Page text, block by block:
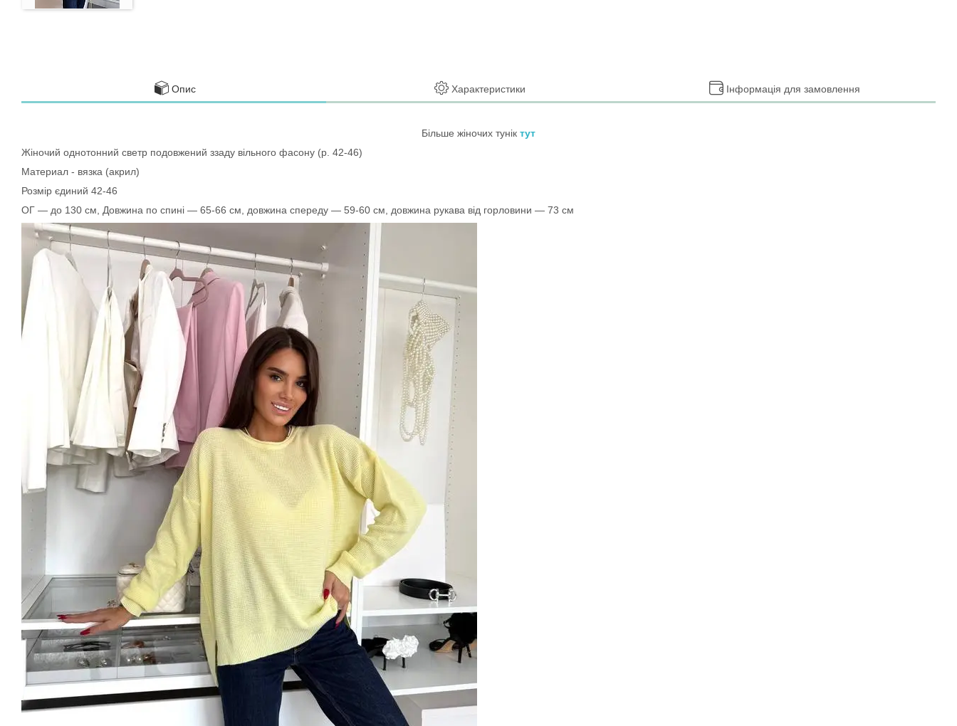
Опис Характеристики Інформація для замовлення
Більше жіночих тунік тут
Жіночий однотонний светр подовжений ззаду вільного фасону (р. 42-46)
Материал - вязка (акрил)
Розмір єдиний 42-46
ОГ — до 130 см, Довжина по спині — 65-66 см, довжина спереду — 59-60 см, довжина рукава від горловини — 73 см